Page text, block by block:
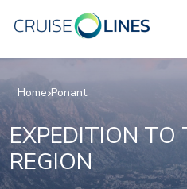
Home Ponant
EXPEDITION TO
REGION